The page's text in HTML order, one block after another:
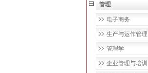
管理
电子商务
生产与运作管理
管理学
企业管理与培训